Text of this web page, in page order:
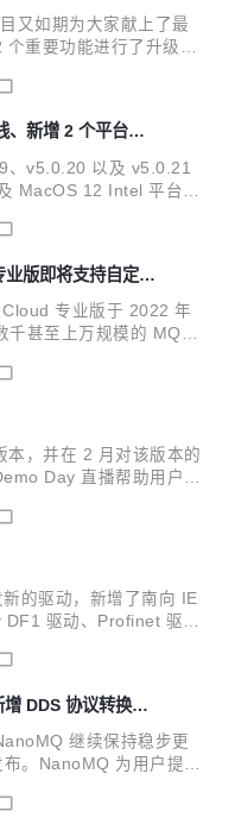
下的 MMS 消息数
端/服务器架构的通信协
又如期为大家献上了最
重要功能进行了升级：
传输层的配置参数，增加
置参数 自从 1994 年提
协议也经过了多次版本
为有史以来最安全但也最
1.2，1.3 版本具备更...
、新增 2 个平台安
、v5.0.20 以及 v5.0.21
MacOS 12 Intel 平台安
本的适配、MongoDB
正式版即将于四月初正
计费的模式，为用户提
制。 EMQX Rocky Linux
版即将支持自定义
专业版于 2022 年
千甚至上万规模的 MQTT
新年伊始，XMeter 团队
广泛的协议进行测试，
。此外，XMeter Cloud
一步提升与优化。 自定
及专业版均已提供多种
，并在 2 月对该版本的
Day 直播帮助用户更
代版本，主要目标是实
Python 插件虚拟环境支
版本，包含导入 Porta
。 Python 插件虚拟环
用的技术，对 Pyt...
的驱动，新增了南向 IE
驱动、Profinet 驱动
标准是电力系统自
中的多种数据类型也
通过指定 IED（智能电
类型，完成数据的获取
DDS 协议转换代
继续保持稳步更
。NanoMQ 为用户提供
网桥接传输性能和在边